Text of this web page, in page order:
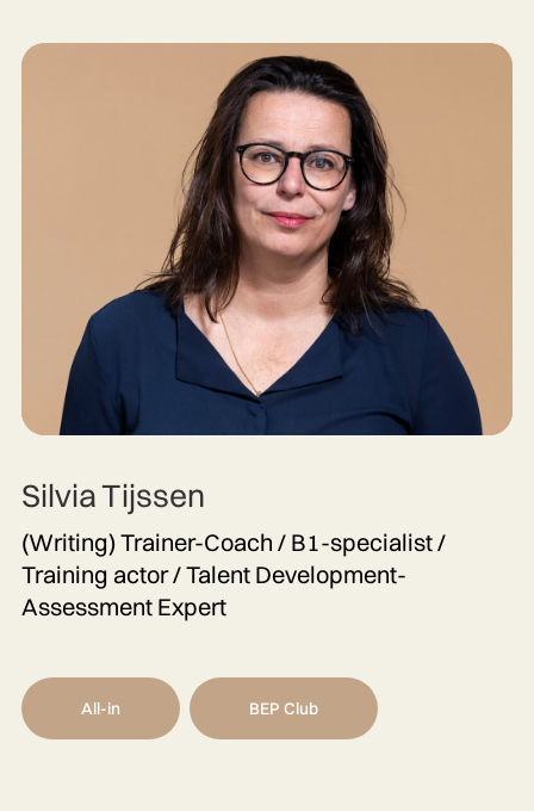
Silvia Tijssen
(Writing) Trainer-Coach / B1-specialist /
Training actor / Talent Development-
Assessment Expert
All-in BEP Club